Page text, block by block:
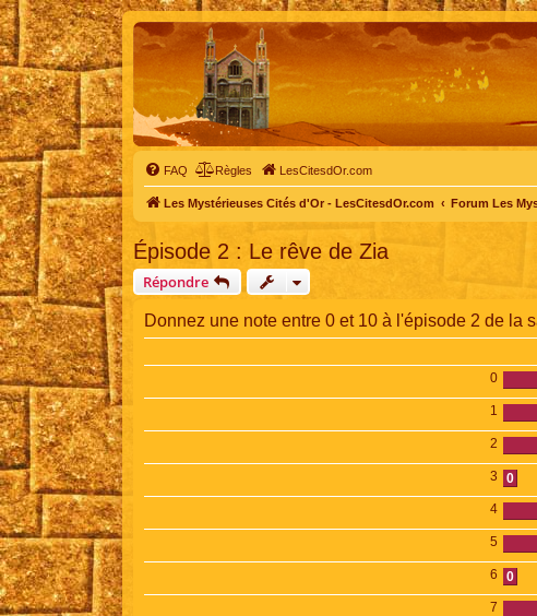
FAQ Règles LesCitesdOr.com
Les Mystérieuses Cités d'Or - LesCitesdOr.com Forum Les
Épisode 2 : Le rêve de Zia
Répondre
Donnez une note entre 0 et 10 à l'épisode 2 de la
0
1
2
3 0
4
5
6 0
7